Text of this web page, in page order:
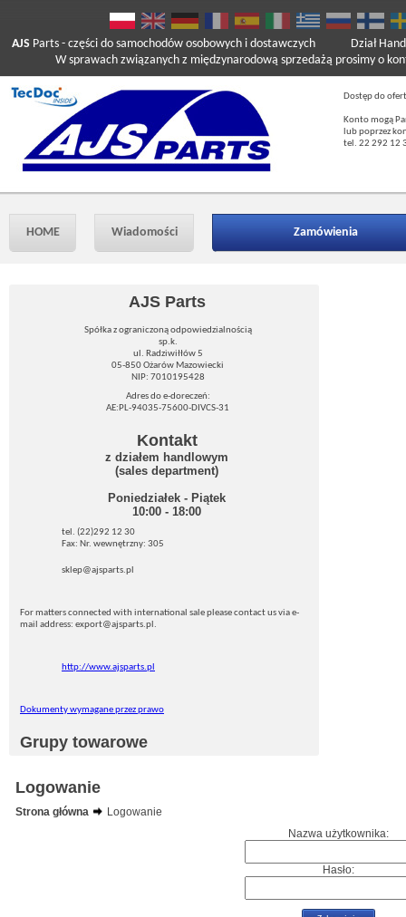
AJS Parts - części do samochodów osobowych i dostawczych
W sprawach związanych z międzynarodową sprzedażą prosimy o
Dział
Dostęp do
Konto mogą
lub poprzez
tel. 22 292 12
HOME Wiadomości Zamówienia
AJS Parts
Spółka z ograniczoną odpowiedzialnością
sp.k.
ul. Radziwiłłów 5
05-850 Ożarów Mazowiecki
NIP: 7010195428
Adres do e-doreczeń:
AE:PL-94035-75600-DIVCS-31
Kontakt
z działem handlowym
(sales department)
Poniedziałek - Piątek
10:00 - 18:00
tel. (22)292 12 30
Fax: Nr. wewnętrzny: 305
sklep@ajsparts.pl
For matters connected with international sale please contact us via e-
mail address: export@ajsparts.pl.
http://www.ajsparts.pl
Dokumenty wymagane przez prawo
Grupy towarowe
Logowanie
Strona główna
Logowanie
Nazwa użytkownika:
Hasło: